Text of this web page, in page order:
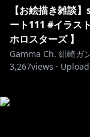
【お絵描き雑談
ート111 #イラ
ホロスターズ 】
Gamma Ch. 緋崎ガ
3,267views ·